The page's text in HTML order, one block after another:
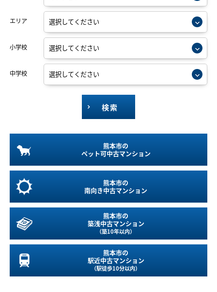
エリア
小学校
中学校
検索
熊本市の
ペット可中古マンション
熊本市の
南向き中古マンション
熊本市の
築浅中古マンション
（築10年以内）
熊本市の
駅近中古マンション
（駅徒歩10分以内）